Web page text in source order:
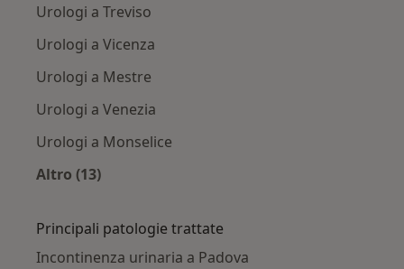
Urologi a Treviso
Urologi a Vicenza
Urologi a Mestre
Urologi a Venezia
Urologi a Monselice
Altro (13)
Principali patologie trattate
Incontinenza urinaria a Padova